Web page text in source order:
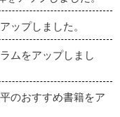
ップしました。
ムをアップしまし
のおすすめ書籍をア